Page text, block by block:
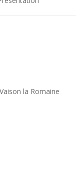
la Romaine